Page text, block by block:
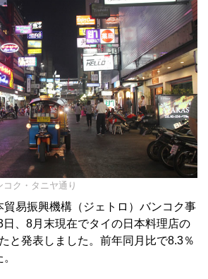
ク・タニヤ通り
貿易振興機構（ジェトロ）バンコク事
、8月末現在でタイの日本料理店の
と発表しました。前年同月比で8.3％